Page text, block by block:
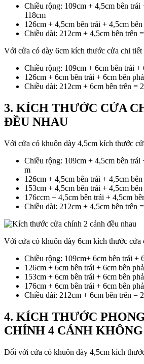
Chiều rộng: 109cm + 4,5cm bên trái
118cm
126cm + 4,5cm bên trái + 4,5cm
Chiều dài: 212cm + 4,5cm bên trên
Với cửa có dày 6cm kích thước cửa chi tiết
Chiều rộng: 109cm + 6cm bên trái +
126cm + 6cm bên trái + 6cm bên
Chiều dài: 212cm + 6cm bên trên =
3. KÍCH THƯỚC CỬA
ĐỀU NHAU
Với cửa có khuôn dày 4,5cm kích thước
Chiều rộng: 109cm + 4,5cm bên trái
m
126cm + 4,5cm bên trái + 4,5cm
153cm + 4,5cm bên trái + 4,5cm
176ccm + 4,5cm bên trái + 4,5cm
Chiều dài: 212cm + 4,5cm bên trên
Với cửa có khuôn dày 6cm kích thước cửa
Chiều rộng: 109cm+ 6cm bên trái +
126cm + 6cm bên trái + 6cm bên
153cm + 6cm bên trái + 6cm bên
176cm + 6cm bên trái + 6cm bên
Chiều dài: 212cm + 6cm bên trên =
4. KÍCH THƯỚC
CHÍNH 4 CÁNH
Đối với cửa có khuôn dày 4,5cm kích